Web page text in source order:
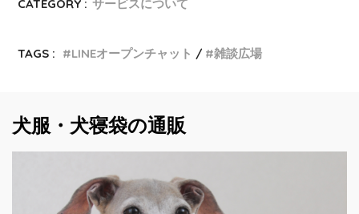
CATEGORY : サービスについて
TAGS : LINEオープンチャット 雑談広場
犬服・犬寝袋の通販